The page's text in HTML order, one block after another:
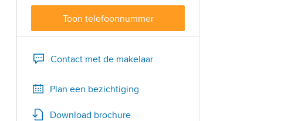
Toon telefoonnummer
Contact met de makelaar
Plan een bezichtiging
Download brochure